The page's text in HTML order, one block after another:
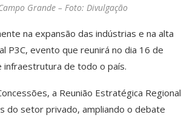
Grande – Foto: Divulgação
na expansão das indústrias e na alta
P3C, evento que reunirá no dia 16 de
infraestrutura de todo o país.
a Reunião Estratégica Regional
do setor privado, ampliando o debate